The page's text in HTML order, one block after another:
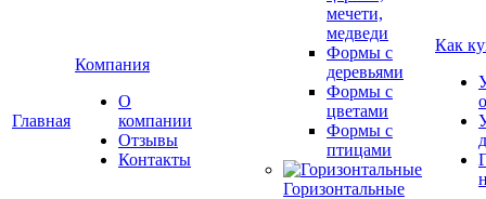
Главная
Компания
О
компании
Отзывы
Контакты
мечети,
медведи
Формы с
деревьями
Формы с
цветами
Формы с
птицами
Горизонтальные
Как